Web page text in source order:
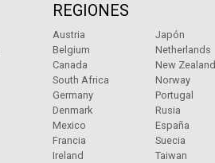
REGIONES
Austria
Belgium
Canada
South Africa
Germany
Denmark
Mexico
Francia
Ireland
Japón
Netherlands
New Zealand
Norway
Portugal
Rusia
España
Suecia
Taiwan